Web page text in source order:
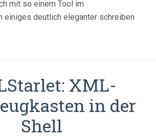
mit so einem Tool im
einiges deutlich eleganter schreiben
XML-
in der
Shell